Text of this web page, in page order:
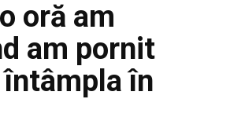
oră am
am pornit
în